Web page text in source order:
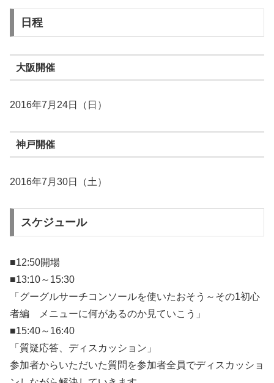
日程
大阪開催
2016年7月24日（日）
神戸開催
2016年7月30日（土）
スケジュール
■12:50開場
■13:10～15:30
「グーグルサーチコンソールを使いたおそう～その1初心
者編 メニューに何があるのか見ていこう」
■15:40～16:40
「質疑応答、ディスカッション」
参加者からいただいた質問を参加者全員でディスカッショ